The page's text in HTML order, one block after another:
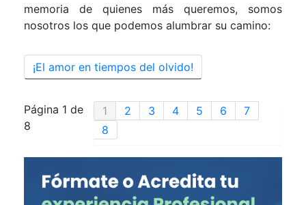
memoria de quienes más queremos, somos
nosotros los que podemos alumbrar su camino:
¡El amor en tiempos del olvido!
Página 1 de
8
1 2 3 4 5 6
7
8